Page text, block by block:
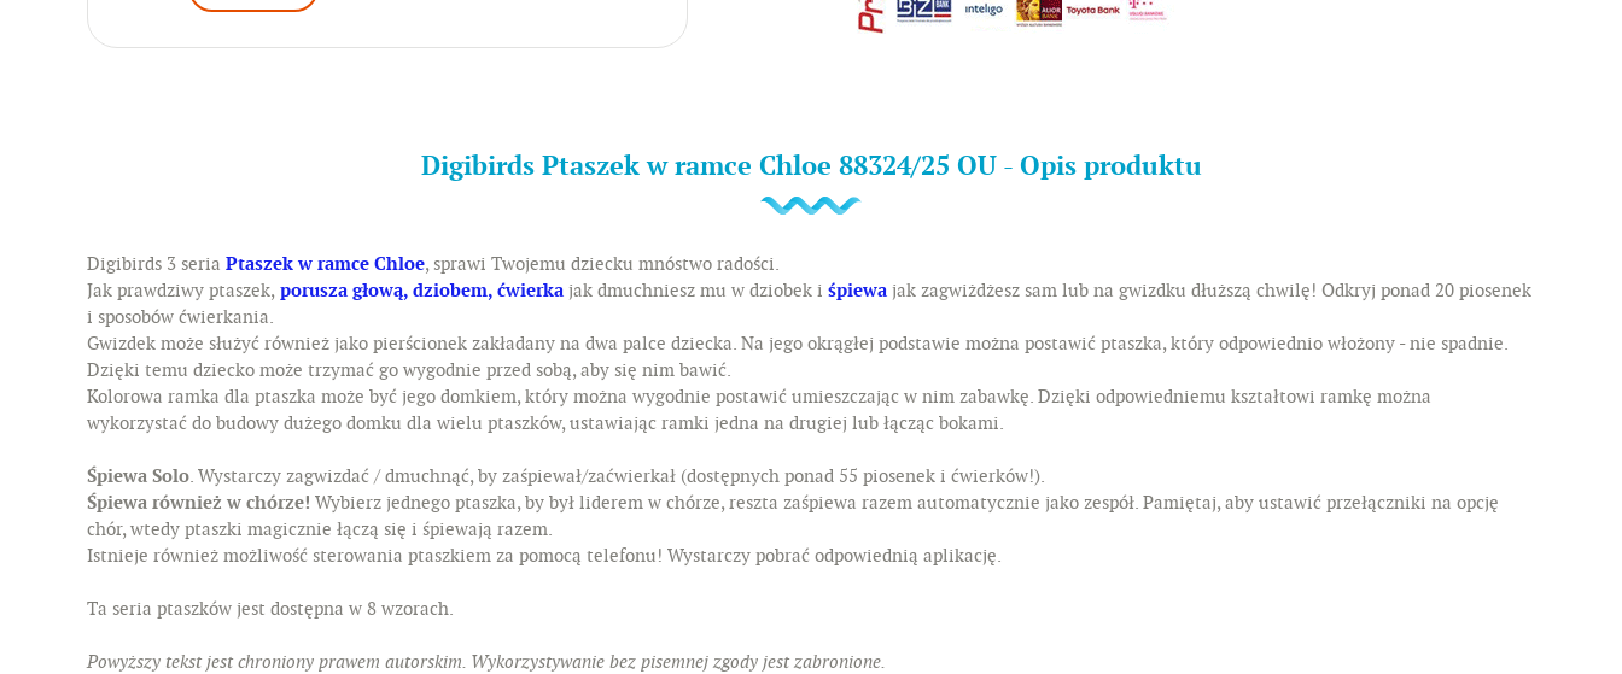
Digibirds Ptaszek w ramce Chloe 88324/25 OU - Opis produktu
Digibirds 3 seria Ptaszek w ramce Chloe, sprawi Twojemu dziecku mnóstwo radości.
Jak prawdziwy ptaszek, porusza głową, dziobem, ćwierka jak dmuchniesz mu w dziobek i śpiewa jak zagwiżdżesz sam lub na gwizdku dłuższą chwilę! Odkryj ponad 20 piosenek
i sposobów ćwierkania.
Gwizdek może służyć również jako pierścionek zakładany na dwa palce dziecka. Na jego okrągłej podstawie można postawić ptaszka, który odpowiednio włożony - nie spadnie.
Dzięki temu dziecko może trzymać go wygodnie przed sobą, aby się nim bawić.
Kolorowa ramka dla ptaszka może być jego domkiem, który można wygodnie postawić umieszczając w nim zabawkę. Dzięki odpowiedniemu kształtowi ramkę można
wykorzystać do budowy dużego domku dla wielu ptaszków, ustawiając ramki jedna na drugiej lub łącząc bokami.
Śpiewa Solo. Wystarczy zagwizdać / dmuchnąć, by zaśpiewał/zaćwierkał (dostępnych ponad 55 piosenek i ćwierków!).
Śpiewa również w chórze! Wybierz jednego ptaszka, by był liderem w chórze, reszta zaśpiewa razem automatycznie jako zespół. Pamiętaj, aby ustawić przełączniki na opcję
chór, wtedy ptaszki magicznie łączą się i śpiewają razem.
Istnieje również możliwość sterowania ptaszkiem za pomocą telefonu! Wystarczy pobrać odpowiednią aplikację.
Ta seria ptaszków jest dostępna w 8 wzorach.
Powyższy tekst jest chroniony prawem autorskim. Wykorzystywanie bez pisemnej zgody jest zabronione.